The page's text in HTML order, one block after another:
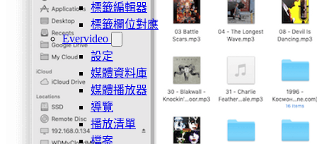
標籤編輯器
標籤欄位對應
Evervideo
設定
媒體資料庫
媒體播放器
導覽
播放清單
檔案